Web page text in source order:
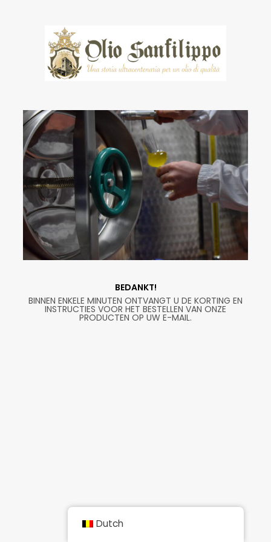
BEDANKT!
BINNEN ENKELE MINUTEN ONTVANGT U DE KORTING EN
INSTRUCTIES VOOR HET BESTELLEN VAN ONZE
PRODUCTEN OP UW E-MAIL.
Dutch